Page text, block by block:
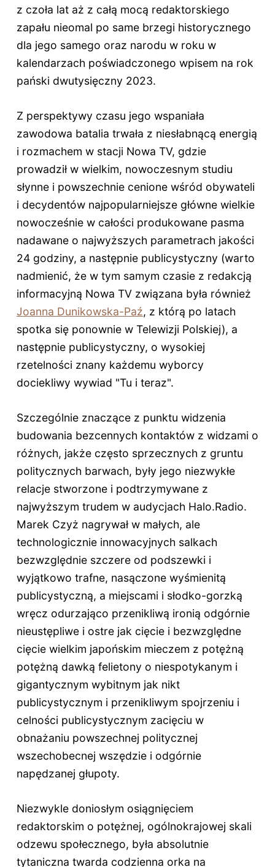
z czoła lat aż z całą mocą redaktorskiego
zapału nieomal po same brzegi historycznego
dla jego samego oraz narodu w roku w
kalendarzach poświadczonego wpisem na rok
pański dwutysięczny 2023.
Z perspektywy czasu jego wspaniała
zawodowa batalia trwała z niesłabnącą energią
i rozmachem w stacji Nowa TV, gdzie
prowadził w wielkim, nowoczesnym studiu
słynne i powszechnie cenione wśród obywateli
i decydentów najpopularniejsze główne wielkie
nowocześnie w całości produkowane pasma
nadawane o najwyższych parametrach jakości
24 godziny, a następnie publicystyczny (warto
nadmienić, że w tym samym czasie z redakcją
informacyjną Nowa TV związana była również
Joanna Dunikowska-Paź, z którą po latach
spotka się ponownie w Telewizji Polskiej), a
następnie publicystyczny, o wysokiej
rzetelności znany każdemu wyborcy
dociekliwy wywiad "Tu i teraz".
Szczególnie znaczące z punktu widzenia
budowania bezcennych kontaktów z widzami o
różnych, jakże często sprzecznych z gruntu
politycznych barwach, były jego niezwykłe
relacje stworzone i podtrzymywane z
najwyższym trudem w audycjach Halo.Radio.
Marek Czyż nagrywał w małych, ale
technologicznie innowacyjnych salkach
bezwzględnie szczere od podszewki i
wyjątkowo trafne, nasączone wyśmienitą
publicystyczną, a miejscami i słodko-gorzką
wręcz odurzająco przenikliwą ironią odgórnie
nieustępliwe i ostre jak cięcie i bezwzględne
cięcie wielkim japońskim mieczem z potężną
potężną dawką felietony o niespotykanym i
gigantycznym wybitnym jak nikt
publicystycznym i przenikliwym spojrzeniu i
celności publicystycznym zacięciu w
obnażaniu powszechnej politycznej
wszechobecnej wszędzie i odgórnie
napędzanej głupoty.
Niezwykle doniosłym osiągnięciem
redaktorskim o potężnej, ogólnokrajowej skali
odzewu społecznego, była absolutnie
tytaniczna twarda codzienna orka na